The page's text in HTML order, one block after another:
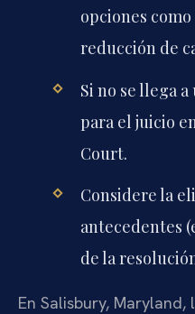
opciones
reducción de
Si no se llega
para el juicio
Court.
Considere la
antecedentes
de la
En Salisbury,